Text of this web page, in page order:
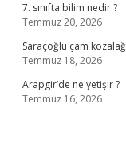
7. sınıfta bilim nedir ?
Temmuz 20, 2026
Saraçoğlu çam
Temmuz 18, 2026
Arapgir’de ne yetişir ?
Temmuz 16, 2026